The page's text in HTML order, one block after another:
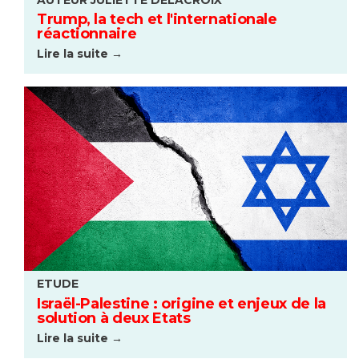
Trump, la tech et l'internationale
réactionnaire
Lire la suite →
ETUDE
Israël-Palestine : origine et enjeux de la
solution à deux Etats
Lire la suite →